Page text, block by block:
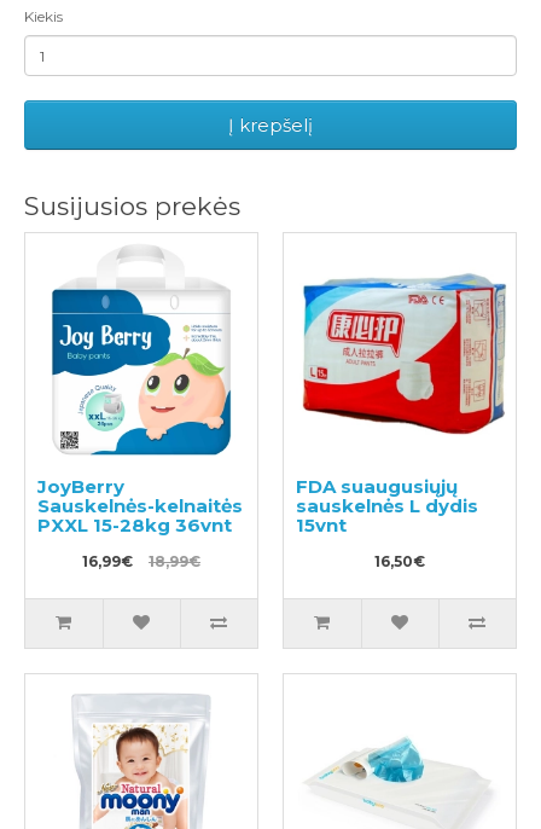
Kiekis
Į krepšelį
Susijusios prekės
JoyBerry
Sauskelnės-kelnaitės
PXXL 15-28kg 36vnt
16,99€ 18,99€
FDA suaugusiųjų
sauskelnės L dydis
15vnt
16,50€